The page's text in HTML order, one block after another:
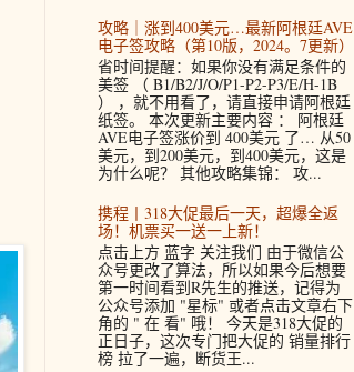
攻略｜涨到400美元…最新阿根廷AVE
电子签攻略（第10版，2024。7更新）
省时间提醒：如果你没有满足条件的
美签 （ B1/B2/J/O/P1-P2-P3/E/H-1B
） ，就不用看了，请直接申请阿根廷
纸签。 本次更新主要内容 ： 阿根廷
AVE电子签涨价到 400美元 了… 从50
美元，到200美元，到400美元，这是
为什么呢？ 其他攻略集锦： 攻...
携程丨318大促最后一天，超爆全返
场！机票买一送一上新！
点击上方 蓝字 关注我们 由于微信公
众号更改了算法，所以如果今后想要
第一时间看到R先生的推送，记得为
公众号添加 "星标" 或者点击文章右下
角的 " 在 看" 哦！ 今天是318大促的
正日子，这次专门把大促的 销量排行
榜 拉了一遍，断货王...